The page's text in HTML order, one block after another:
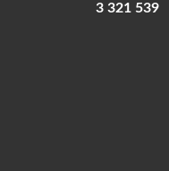
3 321 539